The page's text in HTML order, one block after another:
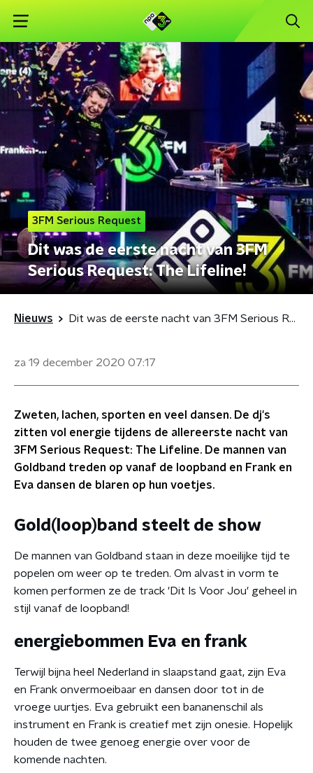
3FM Serious Request
Dit was de eerste nacht van 3FM
Serious Request: The Lifeline!
Nieuws Dit was de eerste nacht van 3FM Serious Request: The Lifeline!
za 19 december 2020 07:17
Zweten, lachen, sporten en veel dansen. De dj's
zitten vol energie tijdens de allereerste nacht van
3FM Serious Request: The Lifeline. De mannen van
Goldband treden op vanaf de loopband en Frank en
Eva dansen de blaren op hun voetjes.
Gold(loop)band steelt de show
De mannen van Goldband staan in deze moeilijke tijd te
popelen om weer op te treden. Om alvast in vorm te
komen performen ze de track 'Dit Is Voor Jou' geheel in
stijl vanaf de loopband!
energiebommen Eva en frank
Terwijl bijna heel Nederland in slaapstand gaat, zijn Eva
en Frank onvermoeibaar en dansen door tot in de
vroege uurtjes. Eva gebruikt een bananenschil als
instrument en Frank is creatief met zijn onesie. Hopelijk
houden de twee genoeg energie over voor de
komende nachten.